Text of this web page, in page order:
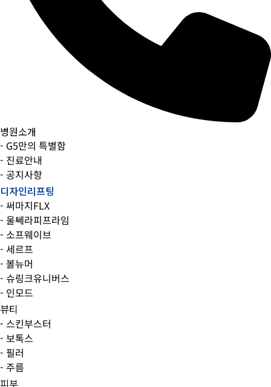
병원소개
- G5만의 특별함
- 진료안내
- 공지사항
디자인리프팅
- 써마지FLX
- 울쎄라피프라임
- 소프웨이브
- 세르프
- 볼뉴머
- 슈링크유니버스
- 인모드
뷰티
- 스킨부스터
- 보톡스
- 필러
- 주름
피부